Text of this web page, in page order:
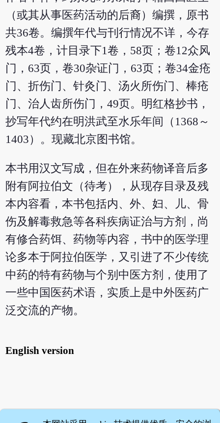
（或其从事医药活动的后裔）编撰，原书
共36卷。编撰年代与刊行情况不详，今存
残本4卷，计目录下1卷，58页；卷12众风
门，63页，卷30杂证门，63页；卷34金疮
门、折伤门、针灸门、汤火所伤门、棒疮
门、治人齿所伤门，49页。明红格抄书，
抄写年代约在明洪武至水乐年间（1368～
1403）。现藏北京图书馆。
本书用汉文写成，但在外来药物译音后多
附有阿拉伯文（待考），从现存目录及残
本内容看，本书包括内、外、妇、儿、骨
伤及解毒救急等各科疾病证治与方剂，尚
有修合药饵、药物等内容，书中的医学理
论多本于阿拉伯医学，又引进了不少传统
中药的特有药物与个别中医方剂，使用了
一些中国医药术语，实质上是中外医药广
泛交流的产物。
English version